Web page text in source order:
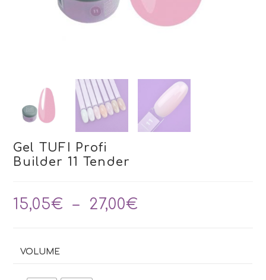
Gel TUFI Profi
Builder 11 Tender
15,05€ – 27,00€
VOLUME